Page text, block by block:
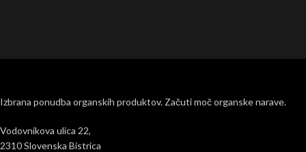
Izbrana ponudba organskih produktov. Začuti moč organske narave.
Vodovnikova ulica 22,
2310 Slovenska Bistrica